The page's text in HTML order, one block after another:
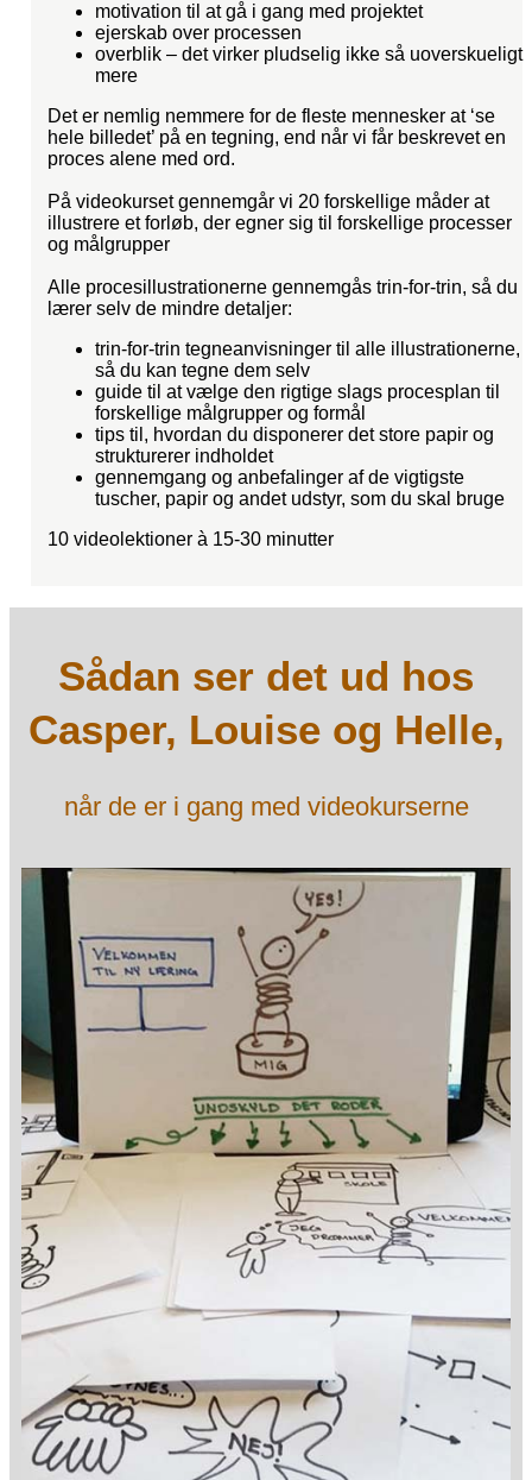
motivation til at gå i gang med projektet
ejerskab over processen
overblik – det virker pludselig ikke så uoverskueligt
mere
Det er nemlig nemmere for de fleste mennesker at ‘se
hele billedet’ på en tegning, end når vi får beskrevet en
proces alene med ord.
På videokurset gennemgår vi 20 forskellige måder at
illustrere et forløb, der egner sig til forskellige processer
og målgrupper
Alle procesillustrationerne gennemgås trin-for-trin, så du
lærer selv de mindre detaljer:
trin-for-trin tegneanvisninger til alle illustrationerne,
så du kan tegne dem selv
guide til at vælge den rigtige slags procesplan til
forskellige målgrupper og formål
tips til, hvordan du disponerer det store papir og
strukturerer indholdet
gennemgang og anbefalinger af de vigtigste
tuscher, papir og andet udstyr, som du skal bruge
10 videolektioner à 15-30 minutter
Sådan ser det ud hos
Casper, Louise og Helle,
når de er i gang med videokurserne